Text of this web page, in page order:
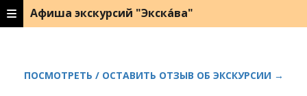
Афиша экскурсий "Экска́ва"
ПОСМОТРЕТЬ / ОСТАВИТЬ ОТЗЫВ ОБ ЭКСКУРСИИ →